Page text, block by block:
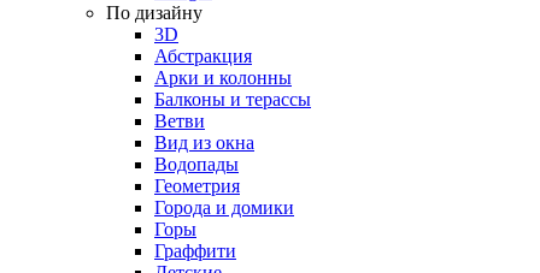
По дизайну
3D
Абстракция
Арки и колонны
Балконы и терассы
Ветви
Вид из окна
Водопады
Геометрия
Города и домики
Горы
Граффити